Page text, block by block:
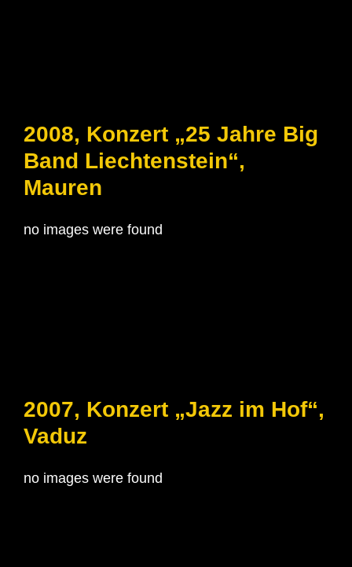
2008, Konzert „25 Jahre Big
Band Liechtenstein“,
Mauren
no images were found
2007, Konzert „Jazz im Hof“,
Vaduz
no images were found